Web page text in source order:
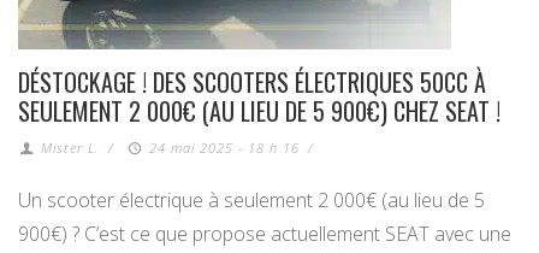
DÉSTOCKAGE ! DES SCOOTERS ÉLECTRIQUES 50CC À
SEULEMENT 2 000€ (AU LIEU DE 5 900€) CHEZ SEAT !
Mister L. / 24 mai 2025 - 18 h 16 /
Un scooter électrique à seulement 2 000€ (au lieu de 5
900€) ? C’est ce que propose actuellement SEAT avec une